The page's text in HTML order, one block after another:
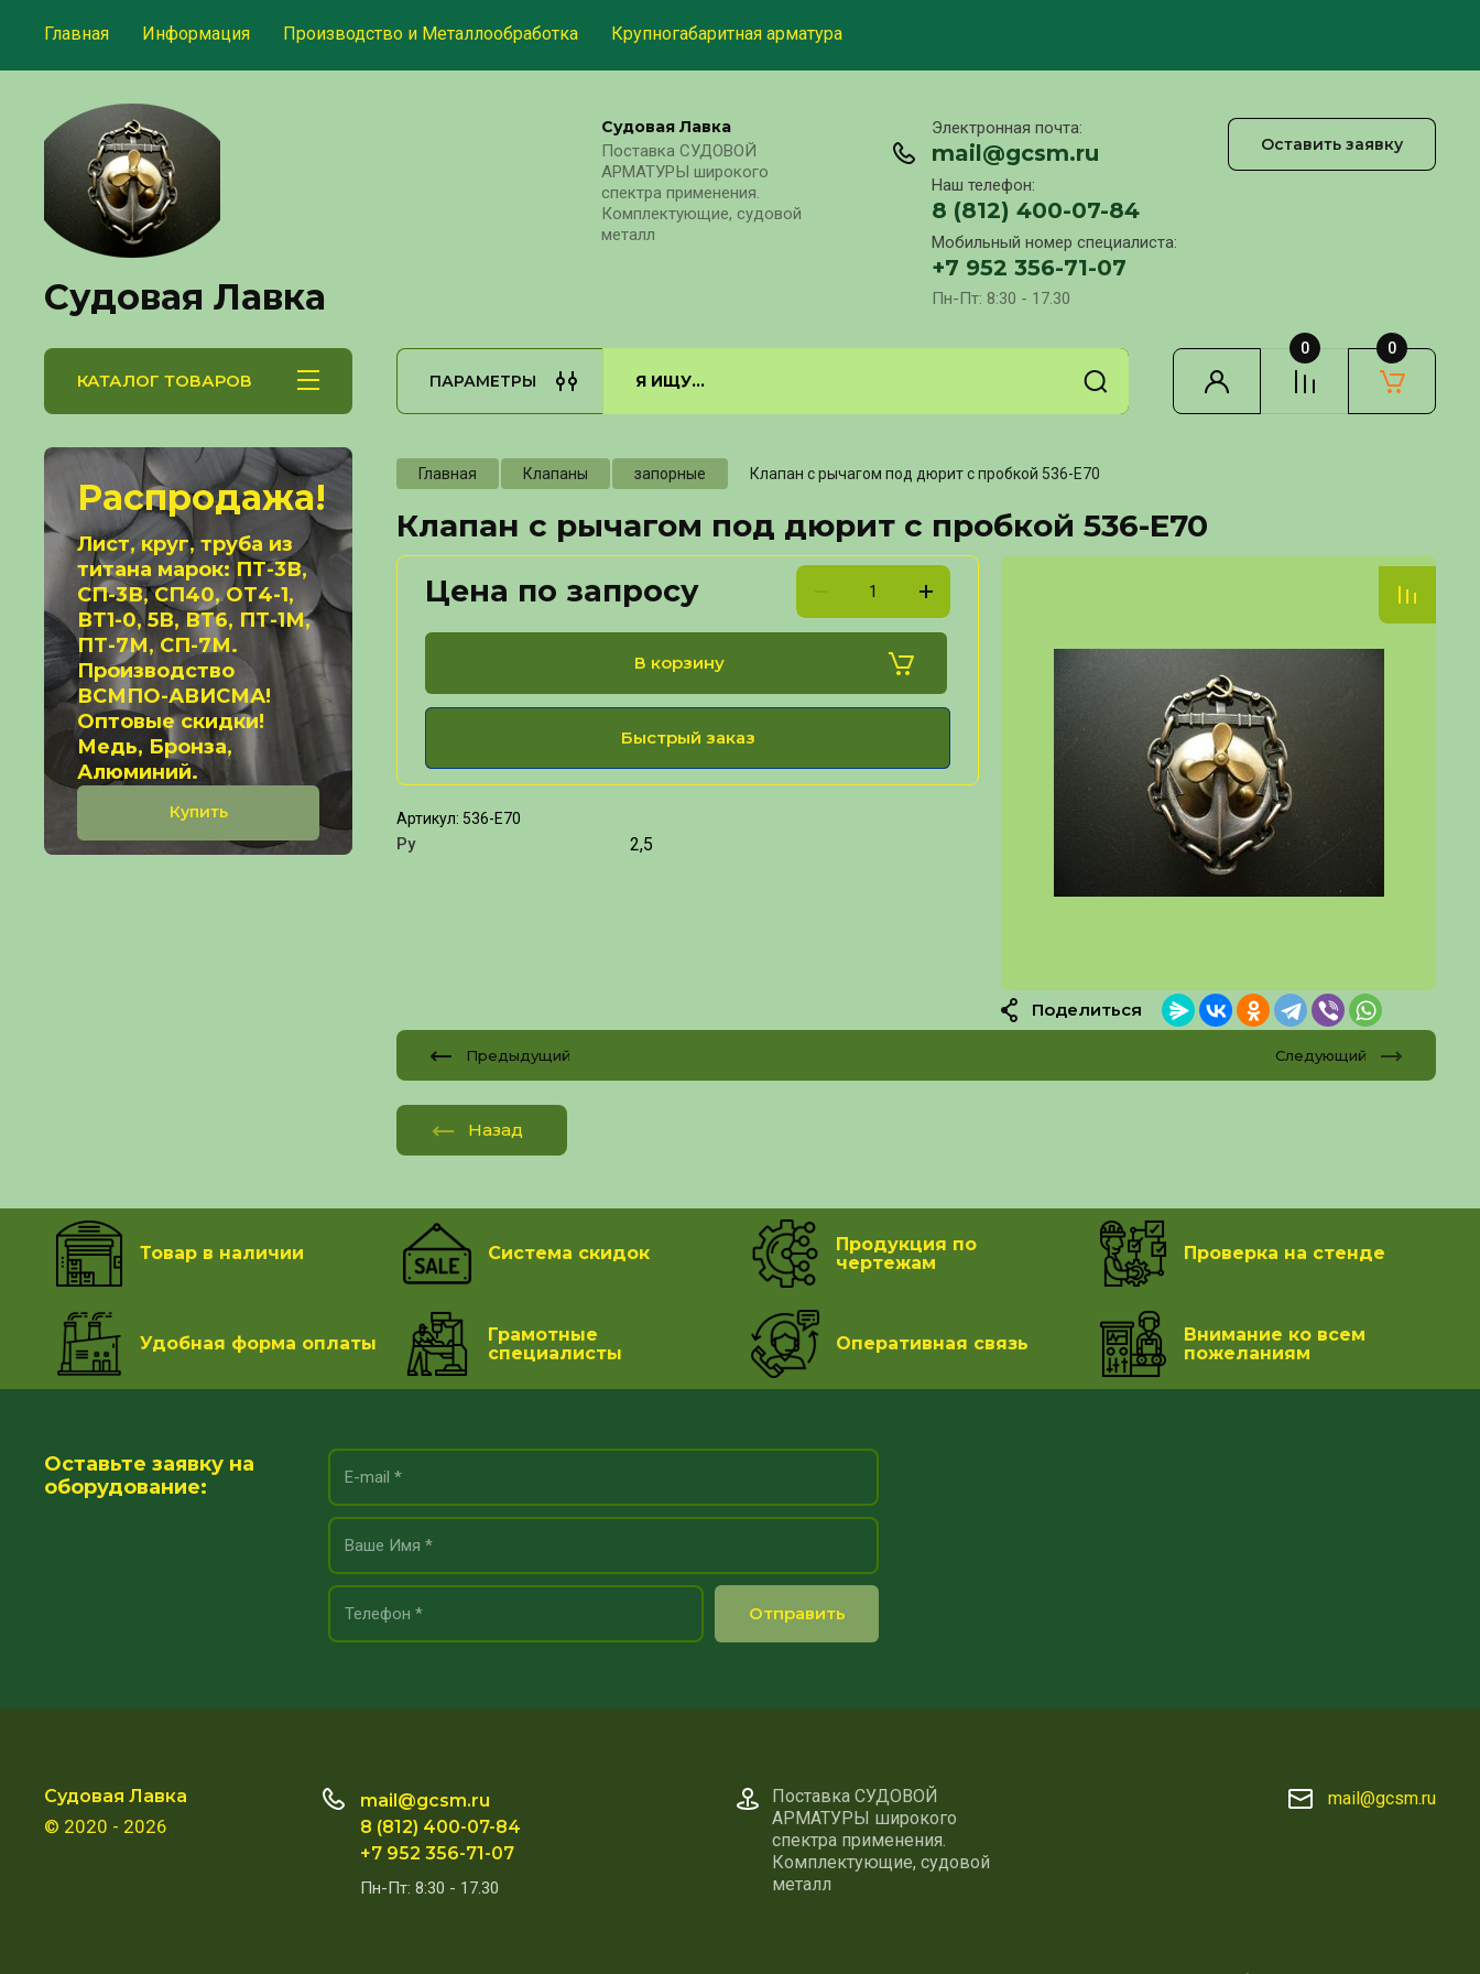
Главная Информация Производство и Металлообработка Крупногабаритная арматура
Судовая Лавка
Судовая Лавка
Поставка СУДОВОЙ
АРМАТУРЫ широкого
спектра применения.
Комплектующие, судовой
металл
Электронная почта:
mail@gcsm.ru
Наш телефон:
8 (812) 400-07-84
Мобильный номер специалиста:
+7 952 356-71-07
Пн-Пт: 8:30 - 17.30
Оставить заявку
КАТАЛОГ ТОВАРОВ ПАРАМЕТРЫ
0 0
Распродажа!
Лист, круг, труба из
титана марок: ПТ-3В,
СП-3В, СП40, ОТ4-1,
ВТ1-0, 5В, ВТ6, ПТ-1М,
ПТ-7М, СП-7М.
Производство
ВСМПО-АВИСМА!
Оптовые скидки!
Медь, Бронза,
Алюминий.
Купить
Главная Клапаны запорные Клапан с рычагом под дюрит с пробкой 536-Е70
Клапан с рычагом под дюрит с пробкой 536-Е70
Цена по запросу
В корзину
Быстрый заказ
Артикул: 536-Е70
Ру 2,5
Поделиться
Предыдущий Следующий
Назад
Товар в наличии Система скидок
Продукция по
чертежам
Проверка на стенде
Удобная форма оплаты
Грамотные
специалисты
Оперативная связь
Внимание ко всем
пожеланиям
Оставьте заявку на
оборудование:
Отправить
Судовая Лавка
© 2020 - 2026
mail@gcsm.ru
8 (812) 400-07-84
+7 952 356-71-07
Пн-Пт: 8:30 - 17.30
Поставка СУДОВОЙ
АРМАТУРЫ широкого
спектра применения.
Комплектующие, судовой
металл
mail@gcsm.ru